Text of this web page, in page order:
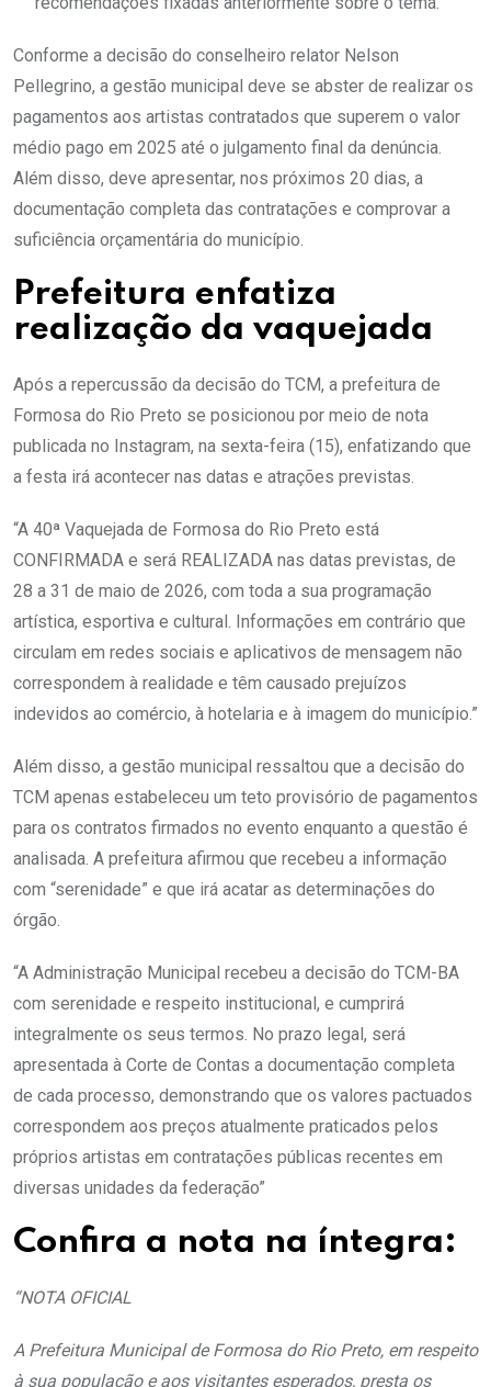
Conforme a decisão do conselheiro relator Nelson
Pellegrino, a gestão municipal deve se abster de realizar os
pagamentos aos artistas contratados que superem o valor
médio pago em 2025 até o julgamento final da denúncia.
Além disso, deve apresentar, nos próximos 20 dias, a
documentação completa das contratações e comprovar a
suficiência orçamentária do município.
Prefeitura enfatiza
realização da vaquejada
Após a repercussão da decisão do TCM, a prefeitura de
Formosa do Rio Preto se posicionou por meio de nota
publicada no Instagram, na sexta-feira (15), enfatizando que
a festa irá acontecer nas datas e atrações previstas.
“A 40ª Vaquejada de Formosa do Rio Preto está
CONFIRMADA e será REALIZADA nas datas previstas, de
28 a 31 de maio de 2026, com toda a sua programação
artística, esportiva e cultural. Informações em contrário que
circulam em redes sociais e aplicativos de mensagem não
correspondem à realidade e têm causado prejuízos
indevidos ao comércio, à hotelaria e à imagem do município.”
Além disso, a gestão municipal ressaltou que a decisão do
TCM apenas estabeleceu um teto provisório de pagamentos
para os contratos firmados no evento enquanto a questão é
analisada. A prefeitura afirmou que recebeu a informação
com “serenidade” e que irá acatar as determinações do
órgão.
“A Administração Municipal recebeu a decisão do TCM-BA
com serenidade e respeito institucional, e cumprirá
integralmente os seus termos. No prazo legal, será
apresentada à Corte de Contas a documentação completa
de cada processo, demonstrando que os valores pactuados
correspondem aos preços atualmente praticados pelos
próprios artistas em contratações públicas recentes em
diversas unidades da federação”
Confira a nota na íntegra:
“NOTA OFICIAL
A Prefeitura Municipal de Formosa do Rio Preto, em respeito
à sua população e aos visitantes esperados, presta os